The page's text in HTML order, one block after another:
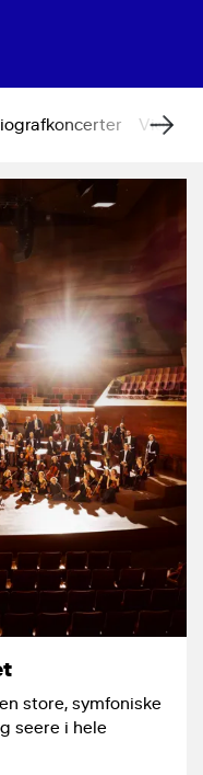
Video
store, symfoniske
seere i hele